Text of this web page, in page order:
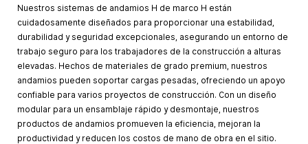
Nuestros sistemas de andamios H de marco H están
cuidadosamente diseñados para proporcionar una estabilidad,
durabilidad y seguridad excepcionales, asegurando un entorno de
trabajo seguro para los trabajadores de la construcción a alturas
elevadas. Hechos de materiales de grado premium, nuestros
andamios pueden soportar cargas pesadas, ofreciendo un apoyo
confiable para varios proyectos de construcción. Con un diseño
modular para un ensamblaje rápido y desmontaje, nuestros
productos de andamios promueven la eficiencia, mejoran la
productividad y reducen los costos de mano de obra en el sitio.